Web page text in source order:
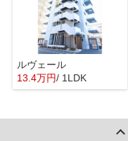
ルヴェール
13.4万円/ 1LDK